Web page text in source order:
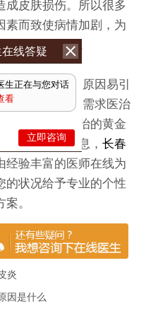
成皮肤损伤。所以很多
素而致使病情加剧，为
面加强护理。
的医师对“三个原因易引
帮助。如果您需求医治
，不要错失医治的黄金
多的相关信息， 长春
经验丰富的医师在线为
的状况给予专业的个性
。
炎
因是什么
线答疑
生正在与您对话
看
立即咨询